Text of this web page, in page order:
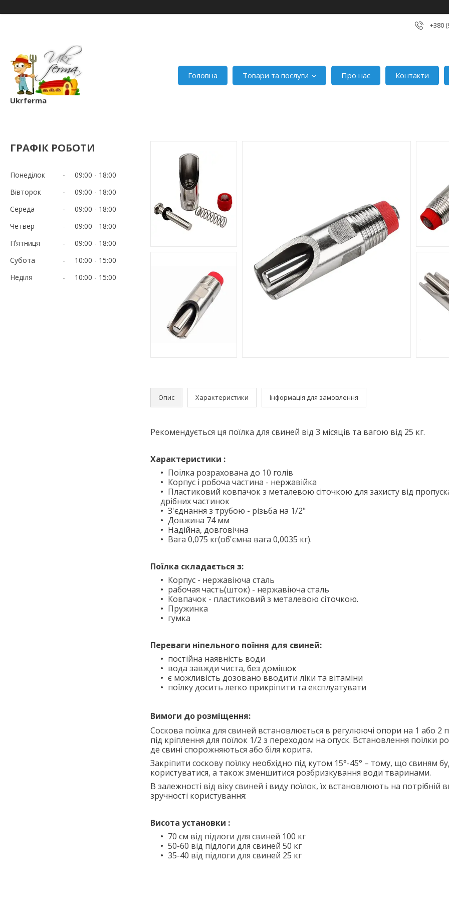
+380
Ukrferma
Головна Товари та послуги Про нас Контакти
ГРАФІК РОБОТИ
Понеділок 09:00
18:00
Вівторок
09:00
18:00
Середа
09:00
18:00
Четвер
09:00
18:00
Пʼятниця
09:00
18:00
Субота
10:00
15:00
Неділя
10:00 15:00
Опис Характеристики Інформація для замовлення
Рекомендується ця поїлка для свиней від 3 місяців та вагою від 25 кг.
Характеристики :
Поїлка розрахована до 10 голів
Корпус і робоча частина - нержавійка
Пластиковий ковпачок з металевою сіточкою для захисту від
дрібних частинок
З'єднання з трубою - різьба на 1/2"
Довжина 74 мм
Надійна, довговічна
Вага 0,075 кг(об'ємна вага 0,0035 кг).
Поїлка складається з:
Корпус - нержавіюча сталь
рабочая часть(шток) - нержавіюча сталь
Ковпачок - пластиковий з металевою сіточкою.
Пружинка
гумка
Переваги ніпельного поїння для свиней:
постійна наявність води
вода завжди чиста, без домішок
є можливість дозовано вводити ліки та вітаміни
поїлку досить легко прикріпити та експлуатувати
Вимоги до розміщення:
Соскова поїлка для свиней встановлюється в регулюючі опори на 1 або 2
під кріплення для поїлок 1/2 з переходом на опуск. Встановлення поїлки
де свині спорожняються або біля корита.
Закріпити соскову поїлку необхідно під кутом 15°-45° – тому, що свиням
користуватися, а також зменшитися розбризкування води тваринами.
В залежності від віку свиней і виду поїлок, їх встановлюють на потрібній
зручності користування:
Висота установки :
70 см від підлоги для свиней 100 кг
50-60 від підлоги для свиней 50 кг
35-40 від підлоги для свиней 25 кг